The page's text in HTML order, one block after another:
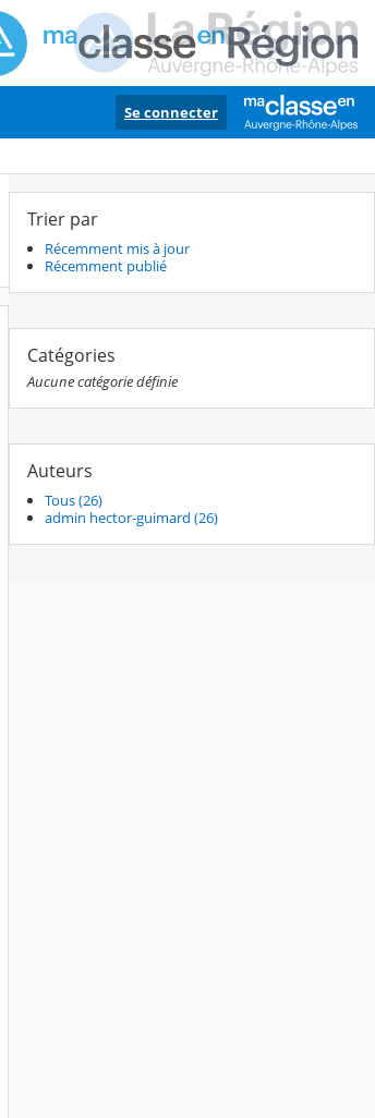
Se connecter
Trier par
Récemment mis à jour
Récemment publié
Catégories
Aucune catégorie définie
Auteurs
Tous (26)
admin hector-guimard (26)